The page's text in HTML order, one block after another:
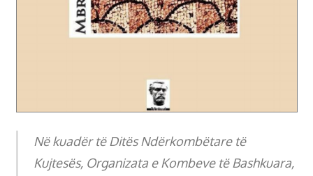
Në kuadër të Ditës Ndërkombëtare të
Kujtesës, Organizata e Kombeve të Bashkuara,